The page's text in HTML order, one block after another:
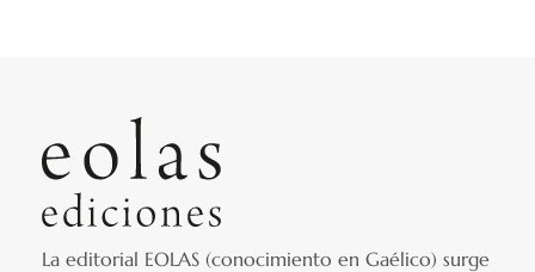
La editorial EOLAS (conocimiento en Gaélico) surge